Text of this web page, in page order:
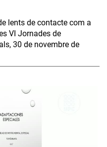
lents de contacte com a
VI Jornades de
30 de novembre de